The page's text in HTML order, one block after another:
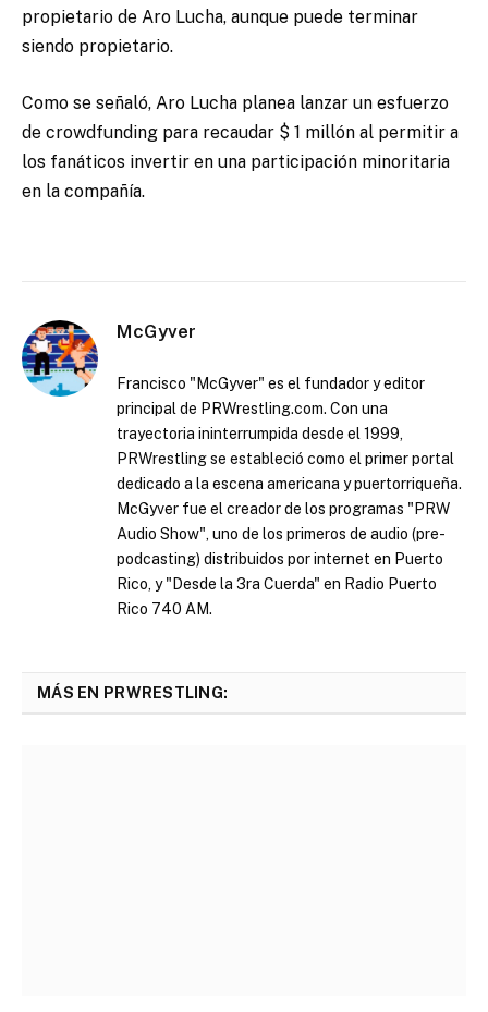
propietario de Aro Lucha, aunque puede terminar
siendo propietario.
Como se señaló, Aro Lucha planea lanzar un esfuerzo
de crowdfunding para recaudar $ 1 millón al permitir a
los fanáticos invertir en una participación minoritaria
en la compañía.
McGyver
Francisco "McGyver" es el fundador y editor
principal de PRWrestling.com. Con una
trayectoria ininterrumpida desde el 1999,
PRWrestling se estableció como el primer portal
dedicado a la escena americana y puertorriqueña.
McGyver fue el creador de los programas "PRW
Audio Show", uno de los primeros de audio (pre-
podcasting) distribuidos por internet en Puerto
Rico, y "Desde la 3ra Cuerda" en Radio Puerto
Rico 740 AM.
MÁS EN PRWRESTLING: